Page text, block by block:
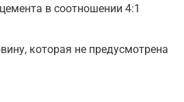
в соотношении 4:1
которая не предусмотрена